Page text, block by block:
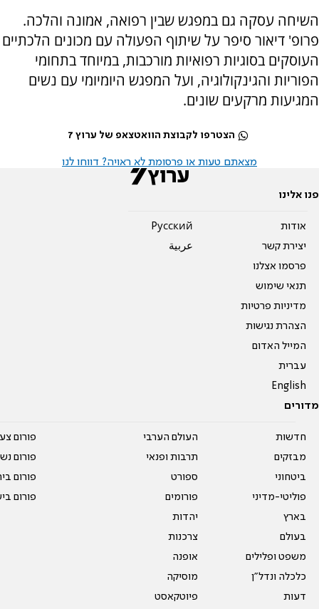
השיחה עסקה גם במפגש שבין רפואה, אמונה והלכה.
פרופ' דיאור סיפר על שיתוף הפעולה עם מכונים הלכתיים
העוסקים בסוגיות רפואיות מורכבות, במיוחד בתחומי
הפוריות והגינקולוגיה, ועל המפגש היומיומי עם נשים
המגיעות מרקעים שונים.
הצטרפו לקבוצת הוואטצאפ של ערוץ 7
מצאתם טעות או פרסומת לא ראויה? דווחו לנו
פנו אלינו
אודות
יצירת קשר
פרסמו אצלנו
תנאי שימוש
מדיניות פרטיות
הצהרת נגישות
המייל האדום
עברית
English
Pусский
عربية
מדורים
חדשות
מבזקים
ביטחוני
פוליטי-מדיני
בארץ
בעולם
משפט ופלילים
כלכלה ונדל"ן
דעות
העולם הערבי
תרבות ופנאי
ספורט
פורומים
יהדות
צרכנות
אופנה
מוסיקה
פיוטקאסט
פורום
פורום
פורום
פורום